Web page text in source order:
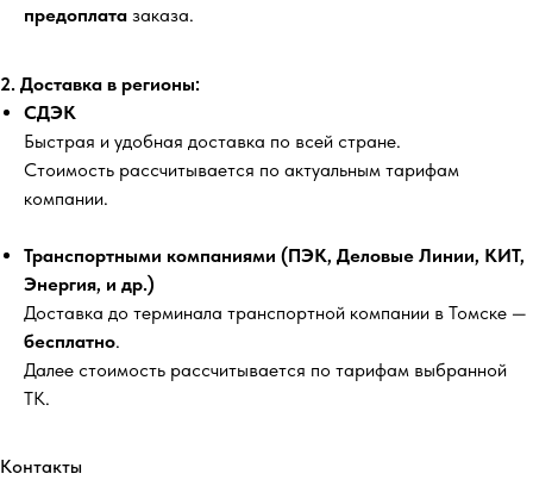
предоплата заказа.
2. Доставка в регионы:
СДЭК
Быстрая и удобная доставка по всей стране.
Стоимость рассчитывается по актуальным тарифам
компании.
Транспортными компаниями (ПЭК, Деловые Линии, КИТ,
Энергия, и др.)
Доставка до терминала транспортной компании в Томске —
бесплатно.
Далее стоимость рассчитывается по тарифам выбранной
ТК.
Контакты